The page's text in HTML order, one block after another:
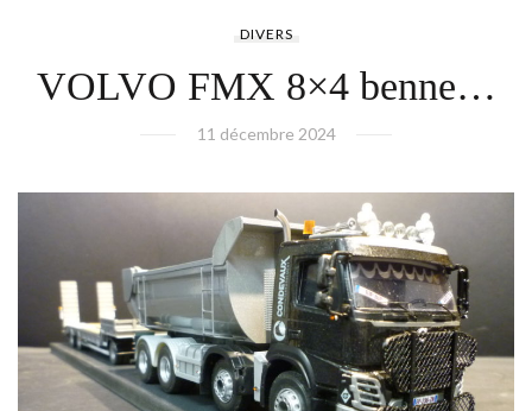
DIVERS
VOLVO FMX 8×4 benne…
11 décembre 2024